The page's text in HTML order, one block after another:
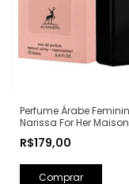
Perfume Árabe
Narissa For Her Maison
100ml (Ref. Olfativa:
R$179,00